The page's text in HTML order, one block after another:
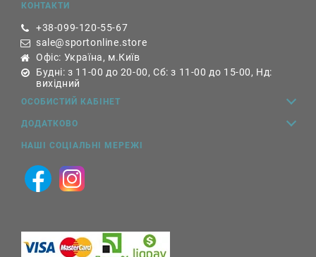
КОНТАКТИ
+38-099-120-55-67
sale@sportonline.store
Офіс: Україна, м.Київ
Будні: з 11-00 до 20-00, Сб: з 11-00 до 15-00, Нд:
вихідний
ОСОБИСТИЙ КАБІНЕТ
ДОДАТКОВО
НАШІ СОЦІАЛЬНІ МЕРЕЖІ